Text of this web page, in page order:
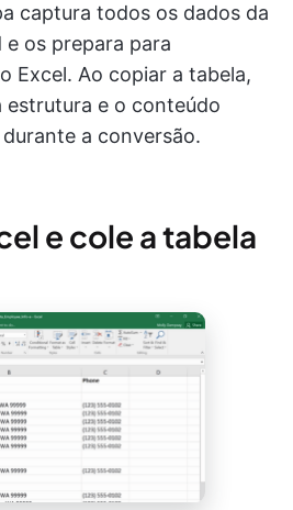
captura todos os dados da
e os prepara para
Excel. Ao copiar a tabela,
estrutura e o conteúdo
a conversão.
e cole a tabela